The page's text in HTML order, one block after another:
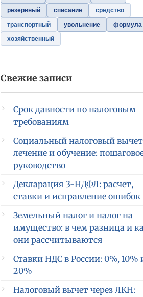
резервный
списание
средство
транспортный
увольнение
формула
хозяйственный
Свежие записи
Срок давности по налоговым
требованиям
Социальный налоговый вычет
лечение и обучение:
руководство
Декларация 3-НДФЛ: расчет,
ставки и исправление ошибок
Земельный налог и налог на
имущество: в чем разница и
они рассчитываются
Ставки НДС в России: 0%, 10%
20%
Налоговый вычет через ЛКН: